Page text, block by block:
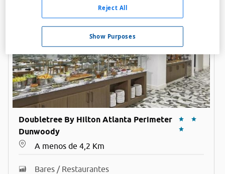
Doubletree By Hilton Atlanta Perimeter
Dunwoody
A menos de 4,2 Km
Bares / Restaurantes
Show Purposes
Reject All